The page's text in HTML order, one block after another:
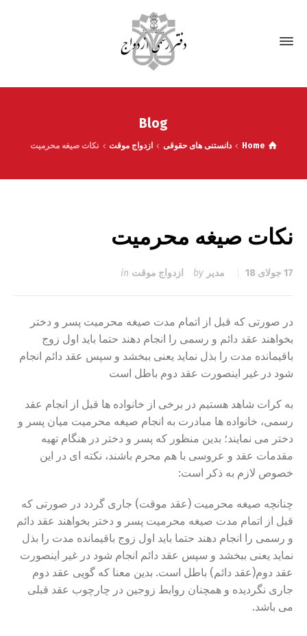
Blog
Home دانستنی های حقوقی ازدواج موقت نکات صیغه محرمیت
نکات صیغه محرمیت
17 جولای 18 مدیر ازدواج موقت
در صورتی که قبل از اتمام مدت صیغه محرمیت پسر و دختر
بخواهند عقد دائم و رسمی را انجام دهند حتما باید اول زوج
باقیمانده مدت را بذل نماید یعنی ببخشد و سپس عقد دائم انجام
شود در غیر اینصورت عقد دوم باطل است
به کرات شاهد هستیم در برخی از خانواده ها قبل از انجام عقد
رسمی، خانواده ها مبادرت به انجام صیغه محرمیت میان پسر و
دختر می نمایند؛ بدین منظور که پسر و دختر در هنگام تهیه
مقدمات عقد و عروسی با هم محرم باشند، نکته ای در این
خصوص لازم به ذکر است:
چنانچه صیغه محرمیت (عقد موقت) جاری گردد در صورتی که
قبل از اتمام مدت صیغه محرمیت پسر و دختر بخواهند عقد دائم
و رسمی را انجام دهند حتما باید اول زوج باقیمانده مدت را بذل
نماید یعنی ببخشد و سپس عقد دائم انجام شود در غیر اینصورت
عقد دوم(عقد دائم) باطل است. بدین معنا که گویی عقد دوم
جاری نگردیده و همچنان روابط زوجین در چارچوب عقد قبلی
می باشد.